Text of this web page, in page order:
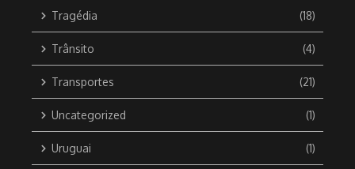
Tragédia (18)
Trânsito (4)
Transportes (21)
Uncategorized (1)
Uruguai (1)